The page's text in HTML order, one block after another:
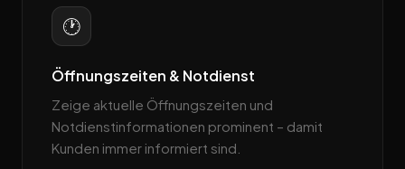
🕐
Öffnungszeiten & Notdienst
Zeige aktuelle Öffnungszeiten und
Notdienstinformationen prominent – damit
Kunden immer informiert sind.